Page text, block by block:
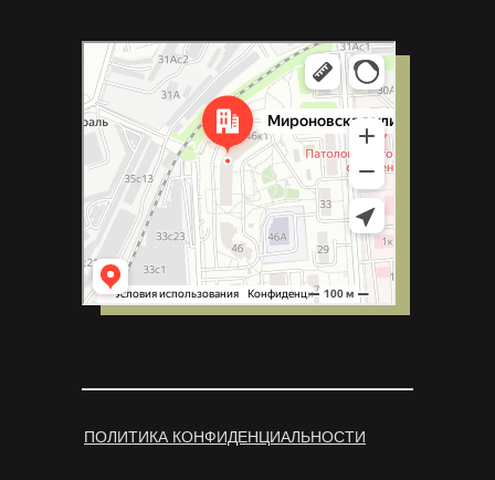
ПОЛИТИКА КОНФИДЕНЦИАЛЬНОСТИ
Москва
Мироновская улица, 46к1 — Яндекс Карты